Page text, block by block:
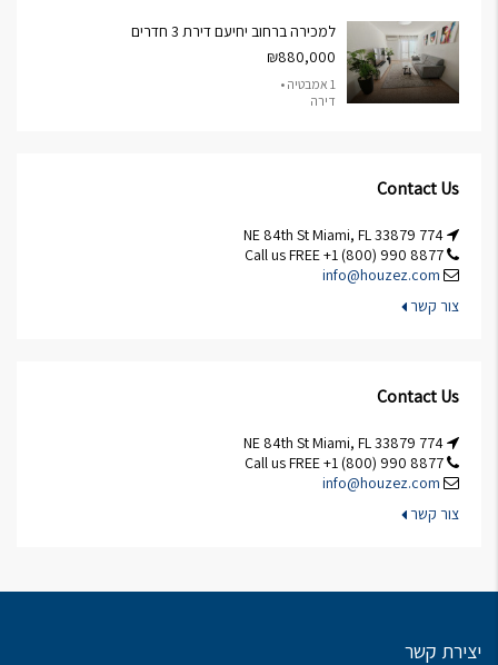
למכירה ברחוב יחיעם דירת 3 חדרים
₪880,000
1 אמבטיה •
דירה
Contact Us
info@houzez.com
צור קשר
Contact Us
info@houzez.com
צור קשר
יצירת קשר